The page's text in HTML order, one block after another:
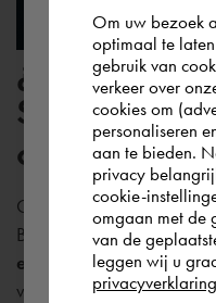
¿Tiene ya un
Seguro que
ofrecer uno
Con Revit de Autodesk
BIM con la que puede
eficiente y almejor
visión general de todo el
According to us
the world. Please
you wish to shop.
España
Rest of the
Om uw bezoek
optimaal te
gebruik van
verkeer over
cookies om
personaliseren
aan te bieden.
privacy
cookie-
omgaan met de
van de
leggen wij u